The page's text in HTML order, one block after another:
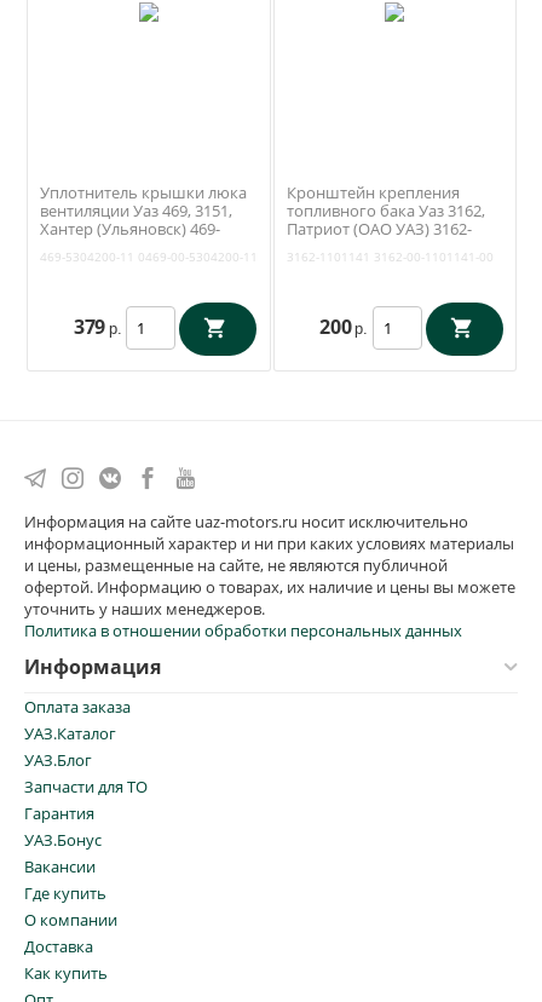
Уплотнитель крышки люка
вентиляции Уаз 469, 3151,
Хантер (Ульяновск) 469-
469-5304200-11 0469-00-5304200-11
379 р.
Кронштейн крепления
топливного бака Уаз 3162,
Патриот (ОАО УАЗ) 3162-
3162-1101141 3162-00-1101141-00
200 р.
Информация на сайте uaz-motors.ru носит исключительно
информационный характер и ни при каких условиях материалы
и цены, размещенные на сайте, не являются публичной
офертой. Информацию о товарах, их наличие и цены вы можете
уточнить у наших менеджеров.
Политика в отношении обработки персональных данных
Информация
Оплата заказа
УАЗ.Каталог
УАЗ.Блог
Запчасти для ТО
Гарантия
УАЗ.Бонус
Вакансии
Где купить
О компании
Доставка
Как купить